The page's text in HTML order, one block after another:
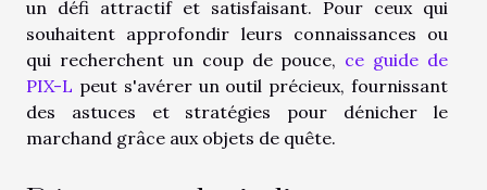
un défi attractif et satisfaisant. Pour ceux qui
souhaitent approfondir leurs connaissances ou
qui recherchent un coup de pouce, ce guide de
PIX-L peut s'avérer un outil précieux, fournissant
des astuces et stratégies pour dénicher le
marchand grâce aux objets de quête.